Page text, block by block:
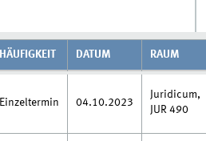
HÄUFIGKEIT DATUM RAUM
Einzeltermin 04.10.2023
Juridicum,
JUR 490